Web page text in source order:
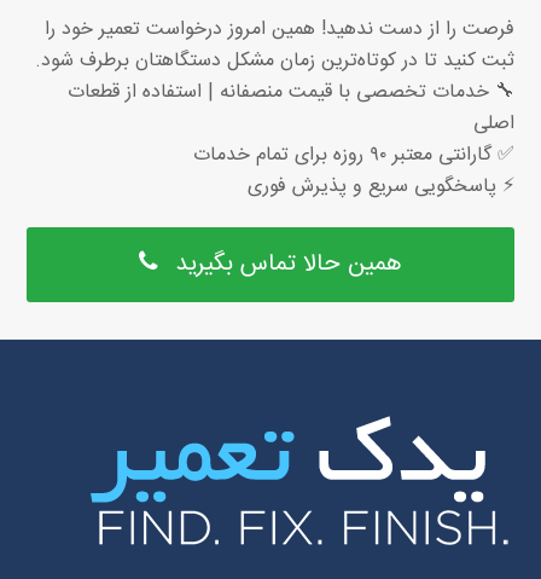
فرصت را از دست ندهید! همین امروز درخواست تعمیر خود را
ثبت کنید تا در کوتاه‌ترین زمان مشکل دستگاهتان برطرف شود.
🔧 خدمات تخصصی با قیمت منصفانه | استفاده از قطعات
اصلی
✅ گارانتی معتبر ۹۰ روزه برای تمام خدمات
⚡ پاسخگویی سریع و پذیرش فوری
همین حالا تماس بگیرید